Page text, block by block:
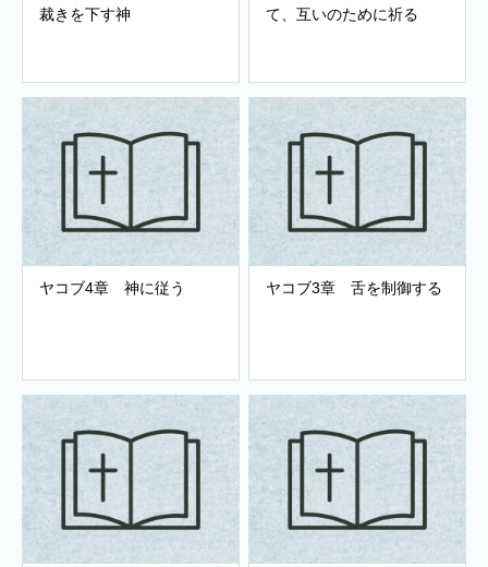
裁きを下す神
て、互いのために祈る
ヤコブ4章 神に従う ヤコブ3章 舌を制御する